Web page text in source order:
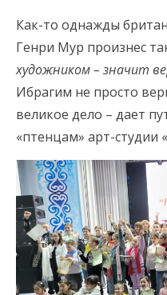
Как-то однажды
Генри Мур произнес
художником – значит
Ибрагим не просто
великое дело – дает
«птенцам» арт-студии